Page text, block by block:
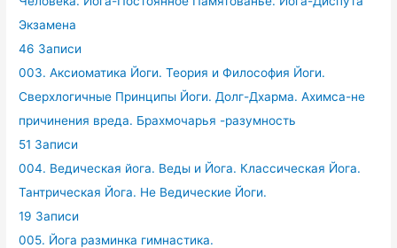
Экзамена
46 Записи
003. Аксиоматика Йоги. Теория и Философия Йоги.
Сверхлогичные Принципы Йоги. Долг-Дхарма. Ахимса-не
причинения вреда. Брахмочарья -разумность
51 Записи
004. Ведическая йога. Веды и Йога. Классическая Йога.
Тантрическая Йога. Не Ведические Йоги.
19 Записи
005. Йога разминка гимнастика.